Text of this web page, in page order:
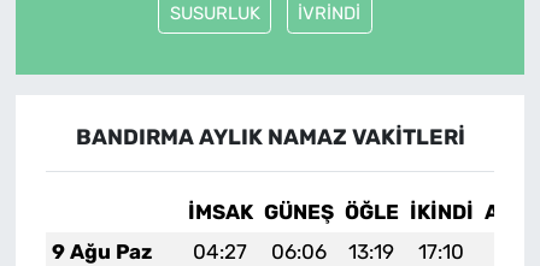
SUSURLUK İVRİNDİ
BANDIRMA AYLIK NAMAZ VAKITLERI
İMSAK GÜNEŞ ÖĞLE İKINDI
9 Ağu Paz
04:27 06:06 13:19 17:10